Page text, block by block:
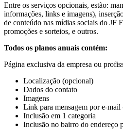
Entre os serviços opcionais, estão:
informações, links e imagens),
de conteúdo nas mídias sociais do JF
promoções e sorteios, e outros.
Todos os planos anuais contém:
Página exclusiva da empresa ou
Localização (opcional)
Dados do contato
Imagens
Link para mensagem por e-
Inclusão em 1 categoria
Inclusão no bairro do endereço